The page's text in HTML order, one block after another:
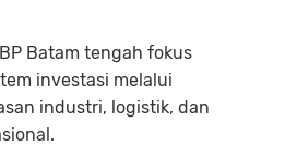
Batam tengah fokus
investasi melalui
industri, logistik, dan